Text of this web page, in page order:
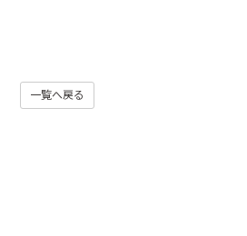
一覧へ戻る